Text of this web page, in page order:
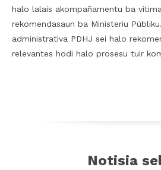
halo lalais akompañamentu ba
rekomendasaun ba Ministeriu
administrativa PDHJ sei halo
relevantes hodi halo prosesu tuir
Notisia